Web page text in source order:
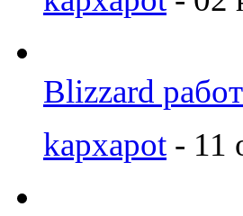
Blizzard
kapxapot - 11